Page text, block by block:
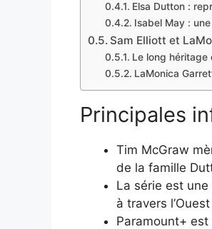
Elsa Dutton :
Isabel May :
Sam Elliott et
Le long héritage
LaMonica
Principales
Tim McGraw
de la famille
La série est
à travers
Paramount+